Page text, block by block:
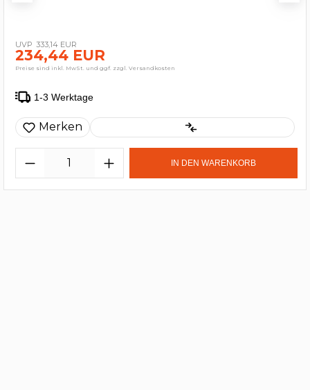
333,14 EUR
234,44 EUR
Preise sind inkl. MwSt. und ggf. zzgl. Versandkosten
1-3 Werktage
Merken
IN DEN WARENKORB